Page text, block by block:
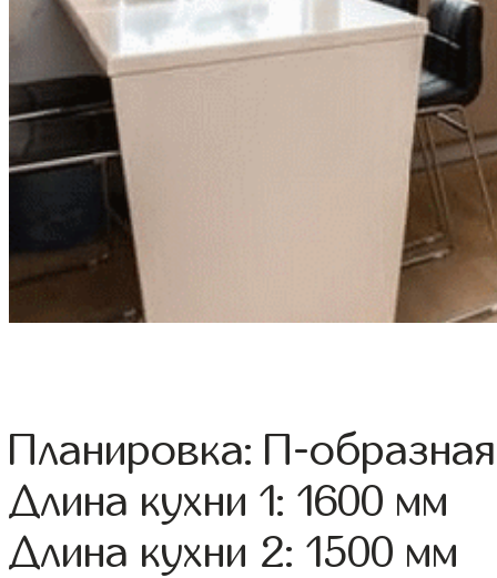
Планировка: П-образная
Длина кухни 1: 1600 мм
Длина кухни 2: 1500 мм